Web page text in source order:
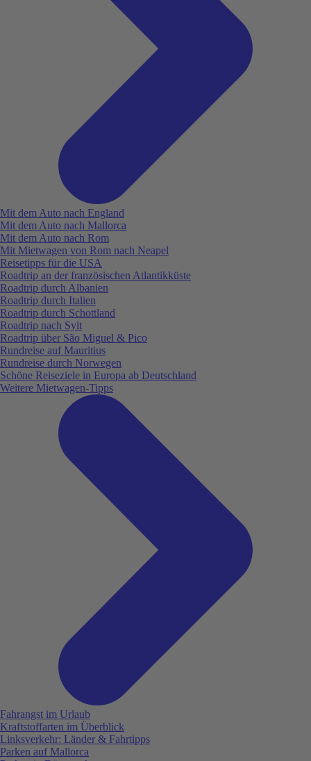
Mit dem Auto nach England
Mit dem Auto nach Mallorca
Mit dem Auto nach Rom
Mit Mietwagen von Rom nach Neapel
Reisetipps für die USA
Roadtrip an der französischen Atlantikküste
Roadtrip durch Albanien
Roadtrip durch Italien
Roadtrip durch Schottland
Roadtrip nach Sylt
Roadtrip über São Miguel & Pico
Rundreise auf Mauritius
Rundreise durch Norwegen
Schöne Reiseziele in Europa ab Deutschland
Weitere Mietwagen-Tipps
Fahrangst im Urlaub
Kraftstoffarten im Überblick
Linksverkehr: Länder & Fahrtipps
Parken auf Mallorca